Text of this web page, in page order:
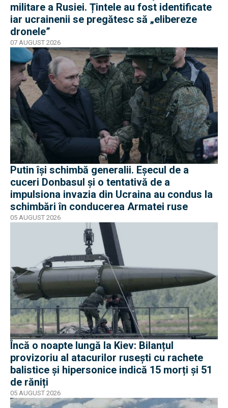
militare a Rusiei. Țintele au fost identificate
iar ucrainenii se pregătesc să „elibereze
dronele”
07 AUGUST 2026
Putin își schimbă generalii. Eșecul de a
cuceri Donbasul și o tentativă de a
impulsiona invazia din Ucraina au condus la
schimbări în conducerea Armatei ruse
05 AUGUST 2026
Încă o noapte lungă la Kiev: Bilanțul
provizoriu al atacurilor rusești cu rachete
balistice și hipersonice indică 15 morți și 51
de răniți
05 AUGUST 2026